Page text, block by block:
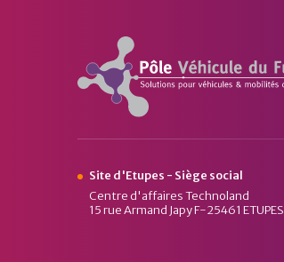
Pôle Véhicule du Futur
Site d'Etupes - Siège social
Centre d'affaires Technoland
15 rue Armand Japy F-25461 ETUPES